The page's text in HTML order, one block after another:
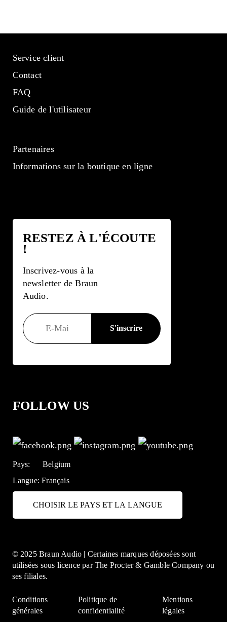
Service client
Contact
FAQ
Guide de l'utilisateur
Partenaires
Informations sur la boutique en ligne
RESTEZ À L'ÉCOUTE
!
Inscrivez-vous à la
newsletter de Braun
Audio.
FOLLOW US
Pays:
Belgium
Langue:Français
CHOISIR LE PAYS ET LA LANGUE
© 2025 Braun Audio | Certaines marques déposées sont
utilisées sous licence par The Procter & Gamble Company ou
ses filiales.
Conditions
générales
Politique de
confidentialité
Mentions
légales